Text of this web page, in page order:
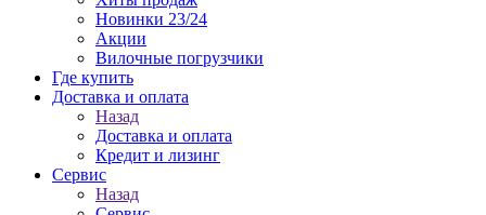
Новинки 23/24
Акции
Вилочные погрузчики
Где купить
Доставка и оплата
Назад
Доставка и оплата
Кредит и лизинг
Сервис
Назад